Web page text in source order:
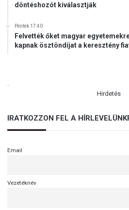
döntéshozót kiválasztják
Péntek 17:40
Felvették őket magyar
kapnak ösztöndíjat a keresztény
Hirdetés
IRATKOZZON FEL A
Email
Vezetéknév